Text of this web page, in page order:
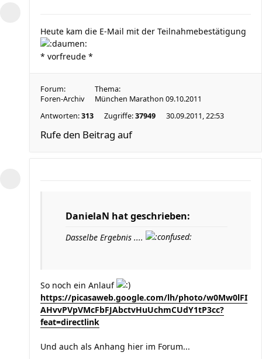
Heute kam die E-Mail mit der Teilnahmebestätigung
* vorfreude *
Forum:
Foren-Archiv
Thema:
München Marathon 09.10.2011
Antworten:313 Zugriffe:37949 30.09.2011, 22:53
Rufe den Beitrag auf
DanielaN hat geschrieben:
Dasselbe Ergebnis ....
So noch ein Anlauf
https://picasaweb.google.com/lh/photo/w0Mw0lFI
AHvvPVpVMcFbFJAbctvHuUchmCUdY1tP3cc?
feat=directlink
Und auch als Anhang hier im Forum...